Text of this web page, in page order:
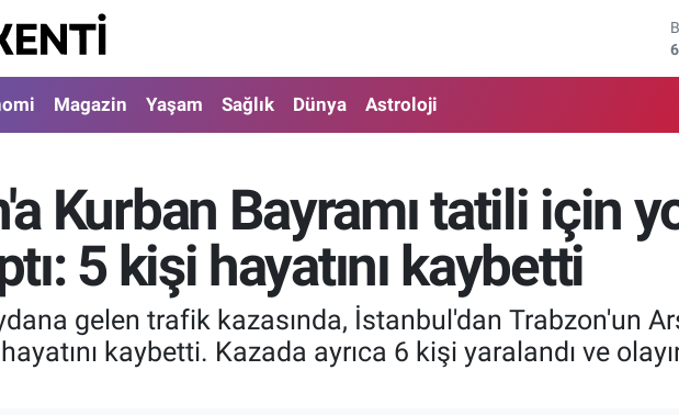
Magazin Yaşam Sağlık Dünya Astroloji
Kurban Bayramı tatili için
5 kişi hayatını kaybetti
gelen trafik kazasında, İstanbul'dan Trabzon'un
kaybetti. Kazada ayrıca 6 kişi yaralandı ve